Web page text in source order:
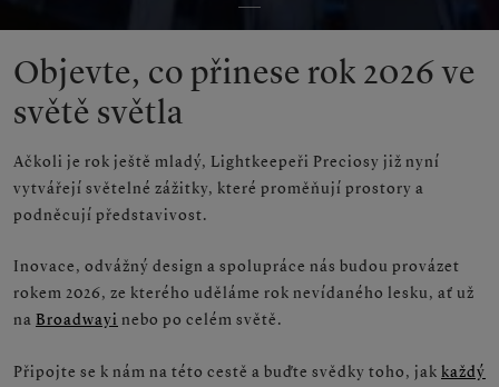
Objevte, co přinese rok 2026 ve
světě světla
Ačkoli je rok ještě mladý, Lightkeepeři Preciosy již nyní
vytvářejí světelné zážitky, které proměňují prostory a
podněcují představivost.
Inovace, odvážný design a spolupráce nás budou provázet
rokem 2026, ze kterého uděláme rok nevídaného lesku, ať už
na Broadwayi nebo po celém světě.
Připojte se k nám na této cestě a buďte svědky toho, jak každý